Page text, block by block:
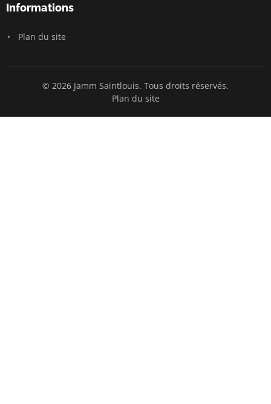
Informations
Plan du site
© 2026 Jamm Saintlouis. Tous droits réservés.
Plan du site